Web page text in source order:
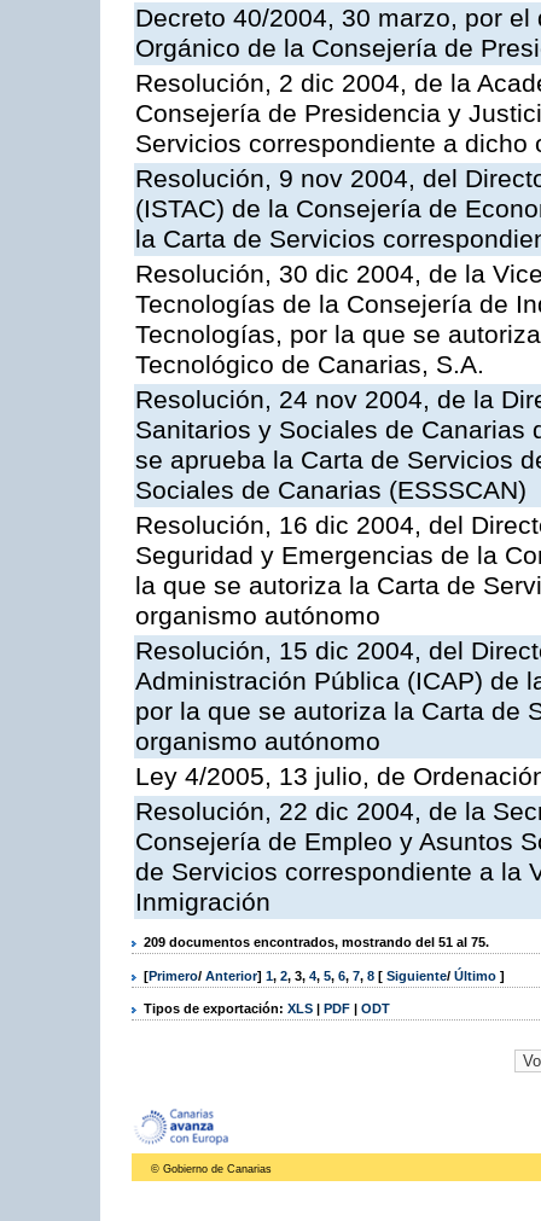
Decreto 40/2004, 30 marzo, por
Orgánico de la Consejería de
Resolución, 2 dic 2004, de la
Consejería de Presidencia y
Servicios correspondiente a dicho
Resolución, 9 nov 2004, del
(ISTAC) de la Consejería de
la Carta de Servicios
Resolución, 30 dic 2004, de la
Tecnologías de la Consejería de
Tecnologías, por la que se
Tecnológico de Canarias, S.A.
Resolución, 24 nov 2004, de la
Sanitarios y Sociales de Canarias
se aprueba la Carta de Servicios
Sociales de Canarias (ESSSCAN)
Resolución, 16 dic 2004, del
Seguridad y Emergencias de la
la que se autoriza la Carta de
organismo autónomo
Resolución, 15 dic 2004, del
Administración Pública (ICAP) de
por la que se autoriza la Carta de
organismo autónomo
Ley 4/2005, 13 julio, de
Resolución, 22 dic 2004, de la
Consejería de Empleo y Asuntos
de Servicios correspondiente a la
Inmigración
209 documentos encontrados, mostrando del 51 al 75.
[Primero/ Anterior] 1, 2, 3, 4, 5, 6, 7, 8 [ Siguiente/ Último ]
Tipos de exportación: XLS | PDF | ODT
© Gobierno de Canarias